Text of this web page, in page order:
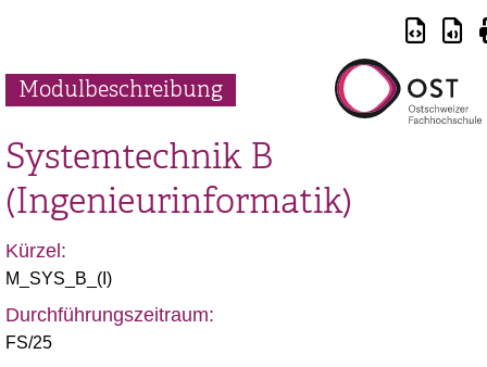
Modulbeschreibung
Systemtechnik B
(Ingenieurinformatik)
Kürzel:
M_SYS_B_(I)
Durchführungszeitraum:
FS/25